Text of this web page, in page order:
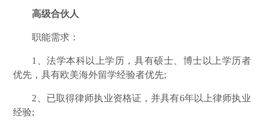
高级合伙人
职能需求：
1、法学本科以上学历，具有硕士、博士以上学历者
优先，具有欧美海外留学经验者优先;
2、已取得律师执业资格证，并具有6年以上律师执业
经验;